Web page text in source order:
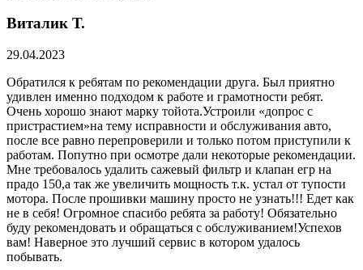
Виталик Т.
29.04.2023
Обратился к ребятам по рекомендации друга. Был приятно
удивлен именно подходом к работе и грамотности ребят.
Очень хорошо знают марку тойота.Устроили «допрос с
пристрастием»на тему исправности и обслуживания авто,
после все равно перепроверили и только потом приступили к
работам. Попутно при осмотре дали некоторые рекомендации.
Мне требовалось удалить сажевый фильтр и клапан егр на
прадо 150,а так же увеличить мощность т.к. устал от тупости
мотора. После прошивки машину просто не узнать!!! Едет как
не в себя! Огромное спасибо ребята за работу! Обязательно
буду рекомендовать и обращаться с обслуживанием!Успехов
вам! Наверное это лучший сервис в котором удалось
побывать.